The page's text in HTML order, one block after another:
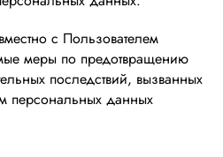
с Пользователем
меры по предотвращению
последствий, вызванных
персональных данных